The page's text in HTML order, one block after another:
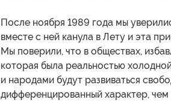
После ноября 1989 года мы
вместе с ней канула в Лету и эта
Мы поверили, что в обществах,
которая была реальностью
и народами будут развиваться
дифференцированный характер, чем